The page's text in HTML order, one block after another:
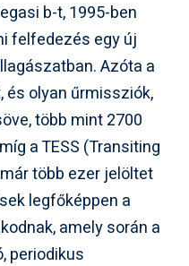
b-t, 1995-ben
felfedezés egy új
Azóta a
olyan űrmissziók,
több mint 2700
a TESS (Transiting
több ezer jelöltet
legfőképpen a
amely során a
periodikus